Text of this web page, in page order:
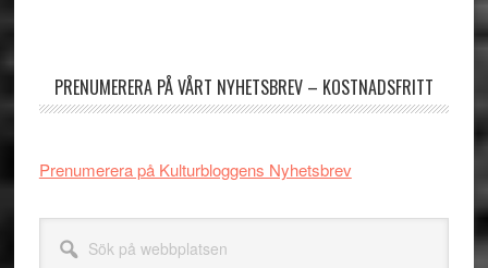
PRENUMERERA PÅ VÅRT NYHETSBREV – KOSTNADSFRITT
Prenumerera på Kulturbloggens Nyhetsbrev